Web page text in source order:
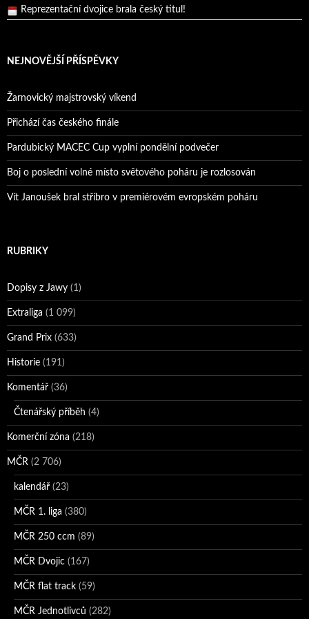
Pražský přebor neskrblil překvapeními!
Bruno Belan se radoval z triumfu na domácí dráze!
Reprezentační dvojice brala český titul!
NEJNOVĚJŠÍ PŘÍSPĚVKY
Žarnovický majstrovský víkend
Přichází čas českého finále
Pardubický MACEC Cup vyplní pondělní podvečer
Boj o poslední volné místo světového poháru je rozlosován
Vít Janoušek bral stříbro v premiérovém evropském poháru
RUBRIKY
Dopisy z Jawy (1)
Extraliga (1 099)
Grand Prix (633)
Historie (191)
Komentář (36)
Čtenářský příběh (4)
Komerční zóna (218)
MČR (2 706)
kalendář (23)
MČR 1. liga (380)
MČR 250 ccm (89)
MČR Dvojic (167)
MČR flat track (59)
MČR Jednotlivců (282)